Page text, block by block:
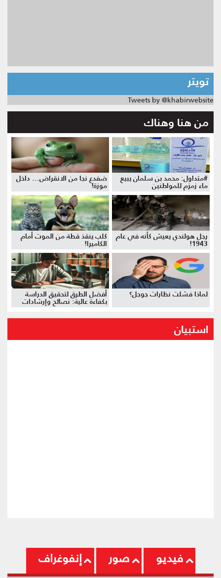
تويتر
Tweets by @khabirwebsite
من هنا وهناك
#متداول: محمد بن سلمان يبيع
ماء زمزم للمواطنين
ضفدع نجا من الانقراض... داخل
موزة!
رجل هولندي يعيش كأنه في عام
1943!
كلب ينقذ قطة من الموت أمام
الكاميرا!
لماذا فشلت نظارات جوجل؟ أفضل الطرق لتحقيق الدراسة
بكفاءة عالية: نصائح وإرشادات
استبيان
فيديو صور إنفوغراف